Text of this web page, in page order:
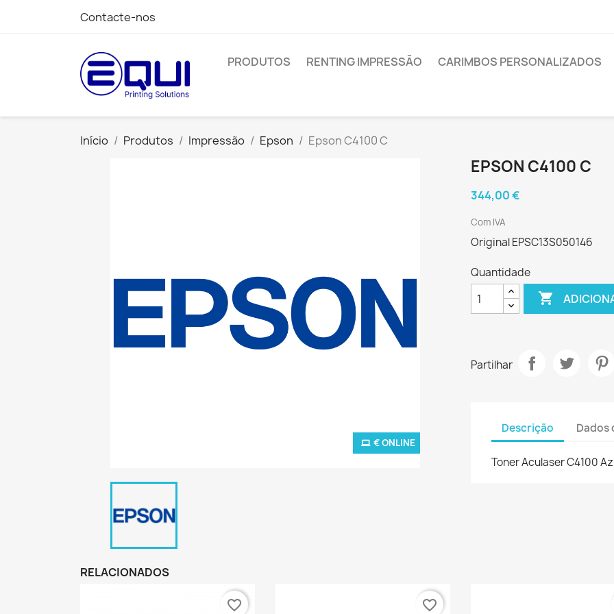
Contacte-nos
PRODUTOS RENTING IMPRESSÃO CARIMBOS PERSONALIZADOS
Início Produtos Impressão Epson Epson C4100 C
€ ONLINE
EPSON C4100 C
344,00 €
Com IVA
Original EPSC13S050146
Quantidade

Partilhar
Descrição Dados
Toner Aculaser C4100
RELACIONADOS
favorite_border favorite_border